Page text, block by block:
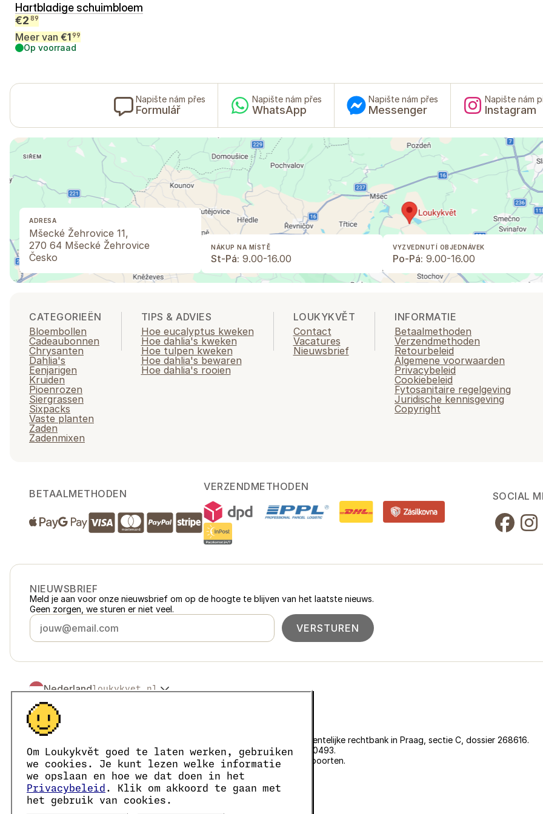
Om Loukykvět goed te laten werken, gebruiken
we cookies. Je kunt lezen welke informatie
we opslaan en hoe we dat doen in het
Privacybeleid . Klik om akkoord te gaan met
het gebruik van cookies.
Hartbladige schuimbloem
€2 89
Meer van €199
Op voorraad
Napište nám přes
Formulář
Napište nám přes
WhatsApp
Napište nám přes
Messenger
Napište nám
Instagram
ADRESA
Mšecké Žehrovice 11,
270 64 Mšecké Žehrovice
Česko
NÁKUP NA MÍSTĚ
St-Pá: 9.00-16.00
VYZVEDNUTÍ OBJEDNÁVEK
Po-Pá: 9.00-16.00
CATEGORIEËN
Bloembollen
Cadeaubonnen
Chrysanten
Dahlia's
Eenjarigen
Kruiden
Pioenrozen
Siergrassen
Sixpacks
Vaste planten
Zaden
Zadenmixen
TIPS & ADVIES
Hoe eucalyptus kweken
Hoe dahlia's kweken
Hoe tulpen kweken
Hoe dahlia's bewaren
Hoe dahlia's rooien
LOUKYKVĚT
Contact
Vacatures
Nieuwsbrief
INFORMATIE
Betaalmethoden
Verzendmethoden
Retourbeleid
Algemene voorwaarden
Privacybeleid
Cookiebeleid
Fytosanitaire regelgeving
Juridische kennisgeving
Copyright
BETAALMETHODEN
VERZENDMETHODEN
SOCIAL
NIEUWSBRIEF
Meld je aan voor onze nieuwsbrief om op de hoogte te blijven van het laatste nieuws.
Geen zorgen, we sturen er niet veel.
VERSTUREN
Nederlandloukykvet.nl
Česko
Slovensko
Polskaloukykvet.pl
Österreichloukykvet.at
Deutschlandloukykvet.de
Franceloukykvet.fr
Belgiëloukykvet.be
Danmarkloukykvet.dk
© 2016 →
Loukykvět s.r.o. staat ingeschreven in het handelsregister van de gemeentelijke rechtbank in Praag, sectie C, dossier 268616.
We zijn aangesloten bij het EKO-KOM-systeem onder nummer EKF00180493.
Wij gebruiken registratienummer 0636 voor de afgifte van plantenpaspoorten.
Ons KvK-nummer is 05663687, btw-nummer is CZ05663687.
Het ID van de data box is eng827q.
Het EORI-nummer is CZ05663687.
Wij zijn btw-plichtig.